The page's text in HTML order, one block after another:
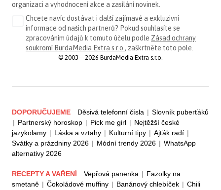
organizaci a vyhodnocení akce a zasílání novinek.
Chcete navíc dostávat i další zajímavé a exkluzivní
informace od našich partnerů? Pokud souhlasíte se
zpracováním údajů k tomuto účelu podle Zásad ochrany
soukromí BurdaMedia Extra s.r.o., zaškrtněte toto pole.
© 2003—2026 BurdaMedia Extra s.r.o.
DOPORUČUJEME Děsivá telefonní čísla | Slovník puberťáků
| Partnerský horoskop | Pick me girl | Nejtěžší české
jazykolamy | Láska a vztahy | Kulturní tipy | Ajťák radí |
Svátky a prázdniny 2026 | Módní trendy 2026 | WhatsApp
alternativy 2026
RECEPTY A VAŘENÍ Vepřová panenka | Fazolky na
smetaně | Čokoládové muffiny | Banánový chlebíček | Chili